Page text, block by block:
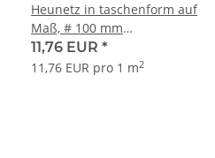
Heunetz in taschenform auf
Maß, # 100 mm
Maschenweite Ø 5 mm
Garnstärke
11,76 EUR *
11,76 EUR pro 1 m2